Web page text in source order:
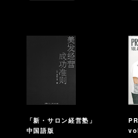
「新・サロン経営塾」
中国語版